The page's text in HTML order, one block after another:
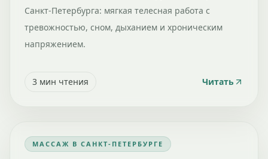
Санкт-Петербурга: мягкая телесная работа с
тревожностью, сном, дыханием и хроническим
напряжением.
3 мин чтения Читать
МАССАЖ В САНКТ-ПЕТЕРБУРГЕ